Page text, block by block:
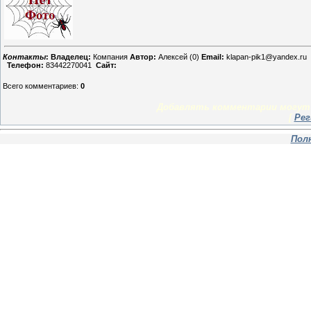
Контакты: Владелец: Компания Автор: Алексей (0) Email: klapan-pik1@yandex.ru
Телефон: 83442270041 Сайт:
Всего комментариев: 0